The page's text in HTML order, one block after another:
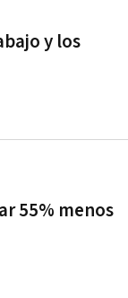
y los
55% menos